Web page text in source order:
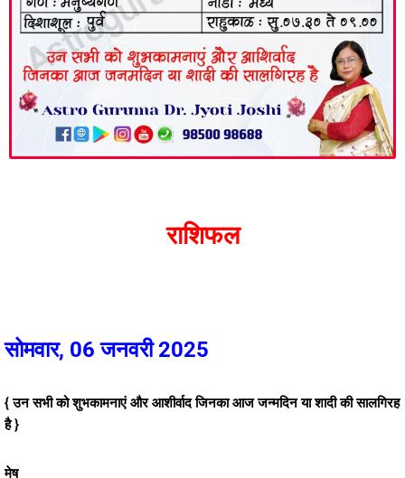
राशिफल
सोमवार, 06 जनवरी 2025
{ उन सभी को शुभकामनाएं और आशीर्वाद जिनका आज जन्मदिन या शादी की सालगिरह
है }
मेष